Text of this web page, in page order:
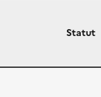
Statut